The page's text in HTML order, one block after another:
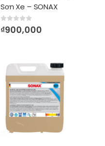
Sơn Xe – SONAX
PROFILINE
Ceramiccoating
CC36 Glosscoat 2
0out of 5
₫900,000